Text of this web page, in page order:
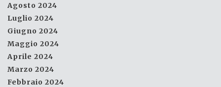
Agosto 2024
Luglio 2024
Giugno 2024
Maggio 2024
Aprile 2024
Marzo 2024
Febbraio 2024